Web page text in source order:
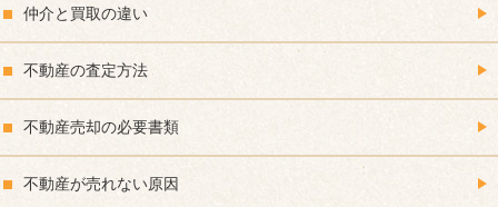
仲介と買取の違い
不動産の査定方法
不動産売却の必要書類
不動産が売れない原因